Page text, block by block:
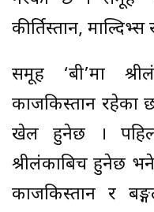
कीर्तिस्तान,
समूह ‘बी’मा
काजकिस्तान रहेका
खेल हुनेछ ।
श्रीलंकाबिच हुनेछ
काजकिस्तान र